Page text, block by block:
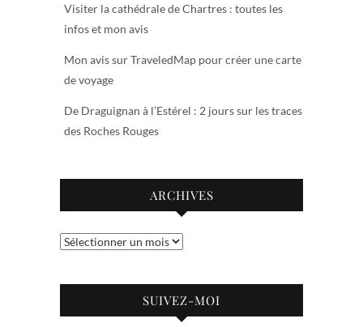
Visiter la cathédrale de Chartres : toutes les
infos et mon avis
Mon avis sur TraveledMap pour créer une carte
de voyage
De Draguignan à l’Estérel : 2 jours sur les traces
des Roches Rouges
ARCHIVES
Archives
SUIVEZ-MOI